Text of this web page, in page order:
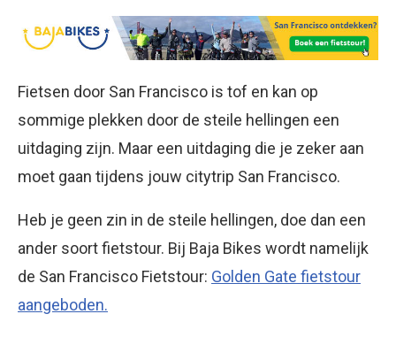
Fietsen door San Francisco is tof en kan op
sommige plekken door de steile hellingen een
uitdaging zijn. Maar een uitdaging die je zeker aan
moet gaan tijdens jouw citytrip San Francisco.
Heb je geen zin in de steile hellingen, doe dan een
ander soort fietstour. Bij Baja Bikes wordt namelijk
de San Francisco Fietstour: Golden Gate fietstour
aangeboden.